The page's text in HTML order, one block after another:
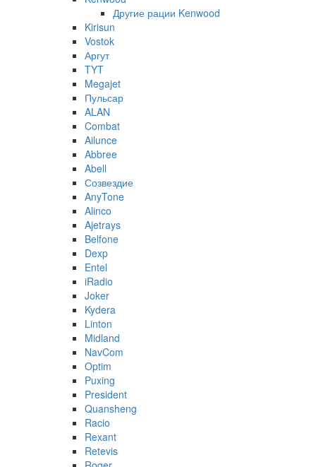
Другие рации Kenwood
Kirisun
Vostok
Аргут
TYT
Megajet
Пульсар
ALAN
Combat
Ailunce
Abbree
Abell
Созвездие
AnyTone
Alinco
Ajetrays
Belfone
Dexp
Entel
iRadio
Joker
Kydera
Linton
Midland
NavCom
Optim
Puxing
President
Quansheng
Racio
Rexant
Retevis